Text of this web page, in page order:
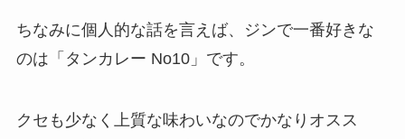
ちなみに個人的な話を言えば、ジンで一番好きな
のは「タンカレー No10」です。
クセも少なく上質な味わいなのでかなりオスス